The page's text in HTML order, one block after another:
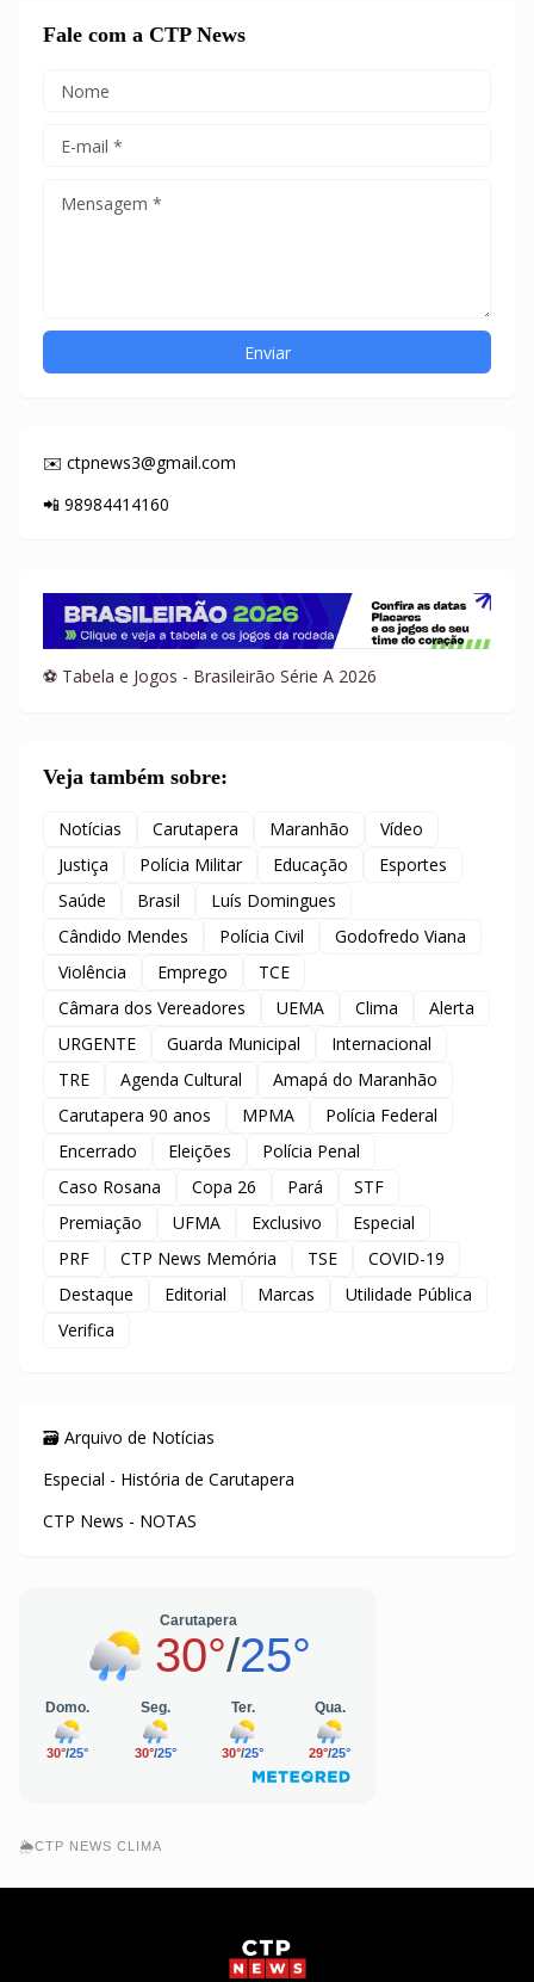
Fale com a CTP News
✉️ ctpnews3@gmail.com
📲 98984414160
⚽ Tabela e Jogos - Brasileirão Série A 2026
Veja também sobre:
Notícias Carutapera Maranhão
Vídeo
Justiça
Polícia Militar Educação
Esportes
Saúde
Brasil
Luís Domingues
Cândido Mendes
Polícia Civil
Godofredo Viana
Violência
Emprego
TCE
Câmara dos Vereadores
UEMA Clima
Alerta
URGENTE
Guarda Municipal
Internacional
TRE
Agenda Cultural
Amapá do Maranhão
Carutapera 90 anos
MPMA
Polícia Federal
Encerrado
Eleições
Polícia Penal
Caso Rosana
Copa 26 Pará
STF
Premiação
UFMA Exclusivo
Especial
PRF
CTP News Memória TSE
COVID-19
Destaque
Editorial Marcas
Utilidade Pública
Verifica
🗃️ Arquivo de Notícias
Especial - História de Carutapera
CTP News - NOTAS
🌦️CTP NEWS CLIMA